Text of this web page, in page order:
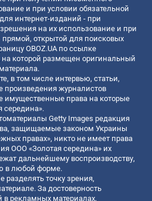
и при условии обязательной
интернет-изданий - при
на их использование и при
открытой для поисковых
OBOZ.UA по ссылке
на которой размещен оригинальный
в том числе интервью, статьи,
произведения журналистов
имущественные права на которые
середина».
Getty Images редакция
защищаемые законом Украины
правах», никто не имеет права
ООО «Золотая середина» их
дальнейшему воспроизводству,
в любой форме.
разделять точку зрения,
За достоверность
рекламных материалах,